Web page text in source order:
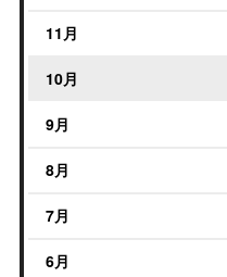
11月
10月
9月
8月
7月
6月